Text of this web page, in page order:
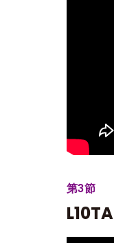
第3節
L10TA